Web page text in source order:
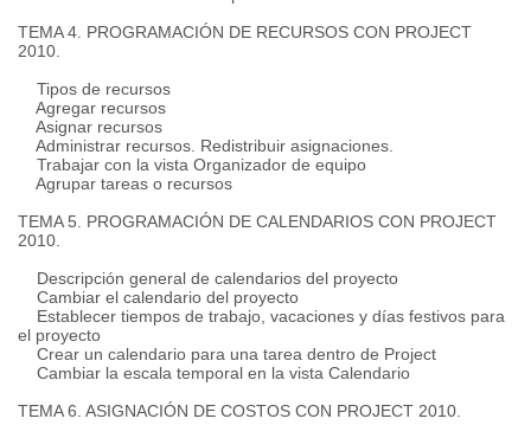
TEMA 4. PROGRAMACIÓN DE RECURSOS CON PROJECT
2010.
Tipos de recursos
Agregar recursos
Asignar recursos
Administrar recursos. Redistribuir asignaciones.
Trabajar con la vista Organizador de equipo
Agrupar tareas o recursos
TEMA 5. PROGRAMACIÓN DE CALENDARIOS CON PROJECT
2010.
Descripción general de calendarios del proyecto
Cambiar el calendario del proyecto
Establecer tiempos de trabajo, vacaciones y días festivos para
el proyecto
Crear un calendario para una tarea dentro de Project
Cambiar la escala temporal en la vista Calendario
TEMA 6. ASIGNACIÓN DE COSTOS CON PROJECT 2010.